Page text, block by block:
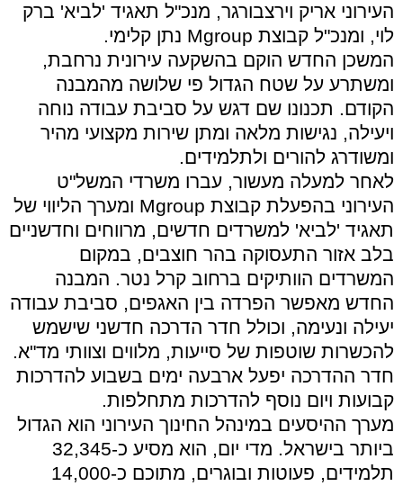
העירוני אריק וירצבורגר, מנכ"ל תאגיד 'לביא' ברק
לוי, ומנכ"ל קבוצת Mgroup נתן קלימי.
המשכן החדש הוקם בהשקעה עירונית נרחבת,
ומשתרע על שטח הגדול פי שלושה מהמבנה
הקודם. תכנונו שם דגש על סביבת עבודה נוחה
ויעילה, נגישות מלאה ומתן שירות מקצועי מהיר
ומשודרג להורים ולתלמידים.
לאחר למעלה מעשור, עברו משרדי המשל"ט
העירוני בהפעלת קבוצת Mgroup ומערך הליווי של
תאגיד 'לביא' למשרדים חדשים, מרווחים וחדשניים
בלב אזור התעסוקה בהר חוצבים, במקום
המשרדים הוותיקים ברחוב קרל נטר. המבנה
החדש מאפשר הפרדה בין האגפים, סביבת עבודה
יעילה ונעימה, וכולל חדר הדרכה חדשני שישמש
להכשרות שוטפות של סייעות, מלווים וצוותי מד"א.
חדר ההדרכה יפעל ארבעה ימים בשבוע להדרכות
קבועות ויום נוסף להדרכות מתחלפות.
מערך ההיסעים במינהל החינוך העירוני הוא הגדול
ביותר בישראל. מדי יום, הוא מסיע כ-32,345
תלמידים, פעוטות ובוגרים, מתוכם כ-14,000